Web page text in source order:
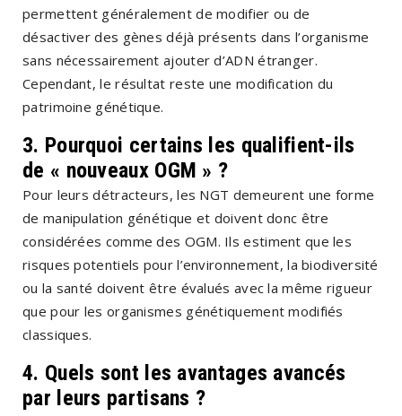
permettent généralement de modifier ou de
désactiver des gènes déjà présents dans l’organisme
sans nécessairement ajouter d’ADN étranger.
Cependant, le résultat reste une modification du
patrimoine génétique.
3. Pourquoi certains les qualifient-ils
de « nouveaux OGM » ?
Pour leurs détracteurs, les NGT demeurent une forme
de manipulation génétique et doivent donc être
considérées comme des OGM. Ils estiment que les
risques potentiels pour l’environnement, la biodiversité
ou la santé doivent être évalués avec la même rigueur
que pour les organismes génétiquement modifiés
classiques.
4. Quels sont les avantages avancés
par leurs partisans ?